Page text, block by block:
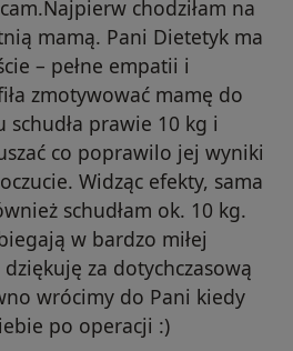
chodziłam na
mamą. Pani Dietetyk ma
– pełne empatii i
zmotywować mamę do
schudła prawie 10 kg i
co poprawilo jej wyniki
Widząc efekty, sama
schudłam ok. 10 kg.
w bardzo miłej
za dotychczasową
wrócimy do Pani kiedy
po operacji :)